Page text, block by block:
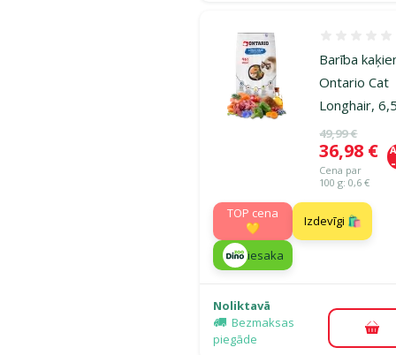
Barība
Ontario Cat
Longhair,
Oriģinālā
49,99 €
Cena
36,98 €
Cena par
100 g: 0,6 €
TOP cena
💛
Izdevīgi 🛍️
iesaka
Noliktavā
Bezmaksas
piegāde